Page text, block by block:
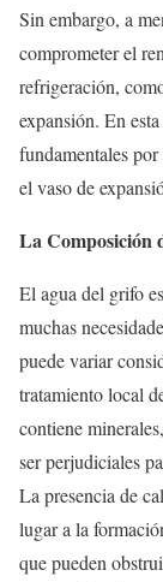
Sin embargo, a
comprometer el
refrigeración,
expansión. En
fundamentales
el vaso de
La Composición
El agua del grifo
muchas
puede variar
tratamiento local
contiene
ser perjudiciales
La presencia de
lugar a la
que pueden